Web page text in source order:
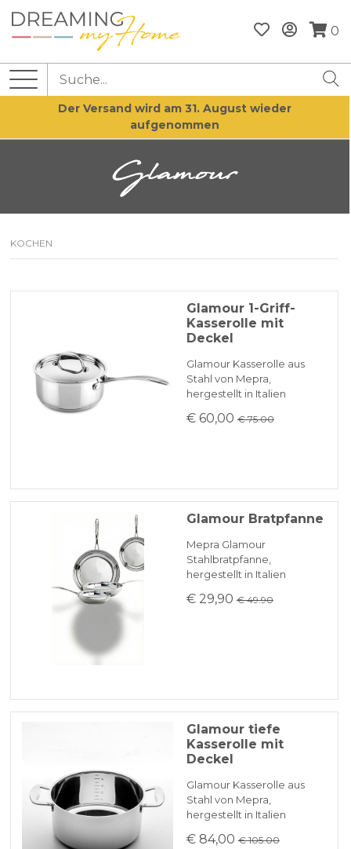
0
Der Versand wird am 31. August wieder
aufgenommen
Glamour
KOCHEN
Glamour 1-Griff-
Kasserolle mit
Deckel
Glamour Kasserolle aus
Stahl von Mepra,
hergestellt in Italien
€ 60,00 € 75.00
Glamour Bratpfanne
Mepra Glamour
Stahlbratpfanne,
hergestellt in Italien
€ 29,90 € 49.90
Glamour tiefe
Kasserolle mit
Deckel
Glamour Kasserolle aus
Stahl von Mepra,
hergestellt in Italien
€ 84,00 € 105.00